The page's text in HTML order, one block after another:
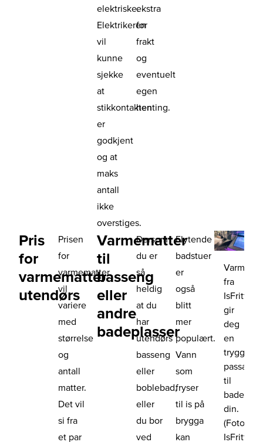
elektriske.
Elektrikeren
vil
kunne
sjekke
at
stikkontakten
er
godkjent
og at
maks
antall
ikke
overstiges.
ekstra
for
frakt
og
eventuelt
egen
henting.
Pris
for
varmematter
utendørs
Prisen
for
varmematter
vil
variere
med
størrelse
og
antall
matter.
Det vil
si fra
et par
Varmematter
til
basseng
eller
andre
badeplasser
Dersom
du er
så
heldig
at du
har
utendørs
basseng
eller
boblebad,
eller
du bor
ved
Flytende
badstuer
er
også
blitt
mer
populært.
Vann
som
fryser
til is på
brygga
kan
fra
IsFritt
gir
deg
en
trygg
passasje
til
din.
(Foto:
IsFritt)